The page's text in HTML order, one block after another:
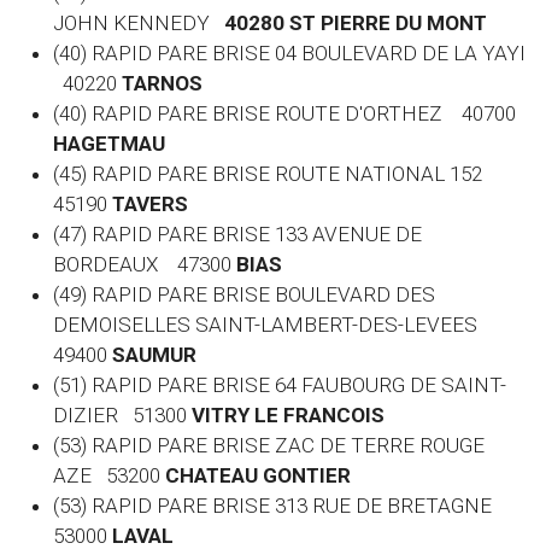
JOHN KENNEDY
40280 ST PIERRE DU MONT
(40) RAPID PARE BRISE 04 BOULEVARD DE LA YAYI
40220 TARNOS
(40) RAPID PARE BRISE ROUTE D'ORTHEZ 40700
HAGETMAU
(45) RAPID PARE BRISE ROUTE NATIONAL 152
45190 TAVERS
(47) RAPID PARE BRISE 133 AVENUE DE
BORDEAUX 47300 BIAS
(49) RAPID PARE BRISE BOULEVARD DES
DEMOISELLES SAINT-LAMBERT-DES-LEVEES
49400 SAUMUR
(51) RAPID PARE BRISE 64 FAUBOURG DE SAINT-
DIZIER 51300 VITRY LE FRANCOIS
(53) RAPID PARE BRISE ZAC DE TERRE ROUGE
AZE 53200 CHATEAU GONTIER
(53) RAPID PARE BRISE 313 RUE DE BRETAGNE
53000 LAVAL